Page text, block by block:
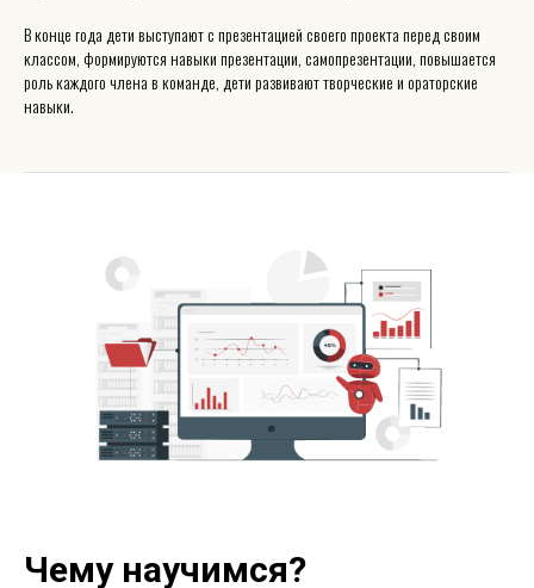
В конце года дети выступают с презентацией своего проекта перед своим
классом, формируются навыки презентации, самопрезентации, повышается
роль каждого члена в команде, дети развивают творческие и ораторские
навыки.
Чему научимся?